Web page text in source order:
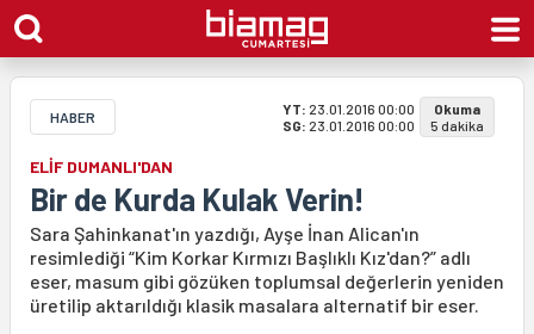
HABER YT: 23.01.2016 00:00
SG: 23.01.2016 00:00
Okuma
5 dakika
ELİF DUMANLI'DAN
Bir de Kurda Kulak Verin!
Sara Şahinkanat'ın yazdığı, Ayşe İnan Alican'ın
resimlediği “Kim Korkar Kırmızı Başlıklı Kız'dan?” adlı
eser, masum gibi gözüken toplumsal değerlerin yeniden
üretilip aktarıldığı klasik masalara alternatif bir eser.